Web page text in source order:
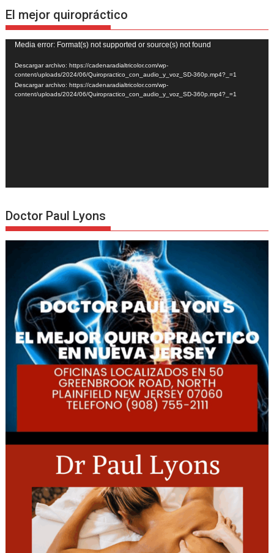
El mejor quiropráctico
Reproductor
de
vídeo
Media error: Format(s) not supported or source(s) not found
Descargar archivo: https://cadenaradialtricolor.com/wp-
content/uploads/2024/06/Quiropractico_con_audio_y_voz_SD-360p.mp4?_=1
Descargar archivo: https://cadenaradialtricolor.com/wp-
content/uploads/2024/06/Quiropractico_con_audio_y_voz_SD-360p.mp4?_=1
Doctor Paul Lyons